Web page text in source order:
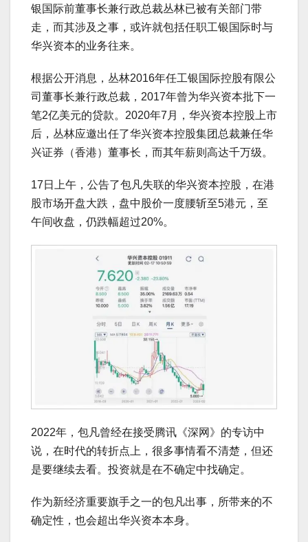
银国际前董事长兼行政总裁丛林已被有关部门带
走，而其涉及之事，或许就包括任职工银国际时与
华兴资本的业务往来。
根据公开消息，丛林2016年任工银国际控股有限公
司董事长兼行政总裁，2017年曾为华兴资本批下一
笔2亿美元的贷款。2020年7月，华兴资本控股上市
后，丛林应邀出任了华兴资本控股集团总裁兼任华
兴证券（香港）董事长，而其年薪则高达千万级。
17日上午，公告了包凡失联的华兴资本控股，在港
股市场开盘大跌，盘中股价一度腰斩至5港元，至
午间收盘，仍跌幅超过20%。
2022年，包凡曾经在接受腾讯《深网》的专访中
说，在时代的转折点上，很多事情看不清楚，但还
是要继续去看。投资就是在不确定中找确定。
作为新经济重要旗手之一的包凡出事，所带来的不
确定性，也会超出华兴资本本身。